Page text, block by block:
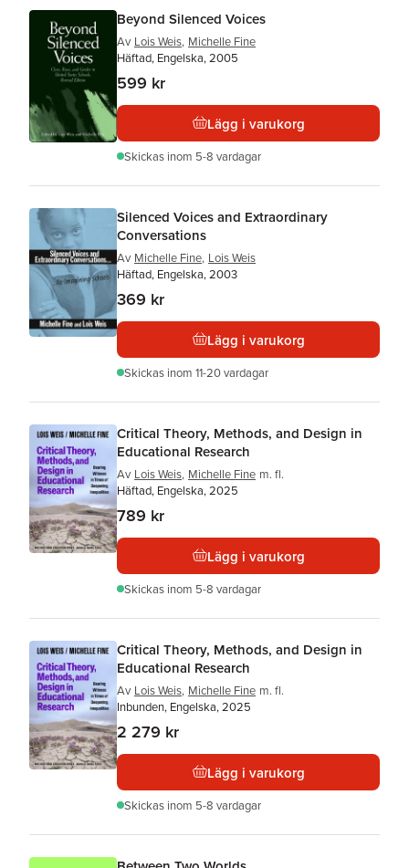
Beyond Silenced Voices
Av Lois Weis, Michelle Fine
Häftad, Engelska, 2005
599 kr
Lägg i varukorg
Skickas inom 5-8 vardagar
Silenced Voices and Extraordinary
Conversations
Av Michelle Fine, Lois Weis
Häftad, Engelska, 2003
369 kr
Lägg i varukorg
Skickas inom 11-20 vardagar
Critical Theory, Methods, and Design in
Educational Research
Av Lois Weis, Michelle Fine m. fl.
Häftad, Engelska, 2025
789 kr
Lägg i varukorg
Skickas inom 5-8 vardagar
Critical Theory, Methods, and Design in
Educational Research
Av Lois Weis, Michelle Fine m. fl.
Inbunden, Engelska, 2025
2 279 kr
Lägg i varukorg
Skickas inom 5-8 vardagar